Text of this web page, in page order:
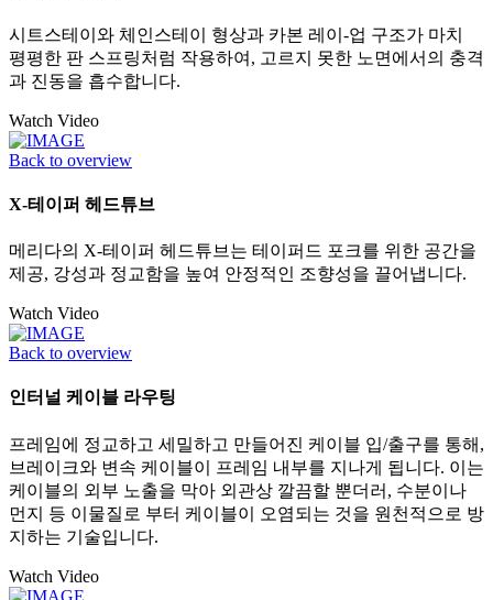
시트스테이와 체인스테이 형상과 카본 레이-업 구조가 마치
평평한 판 스프링처럼 작용하여, 고르지 못한 노면에서의 충격
과 진동을 흡수합니다.
Watch Video
Back to overview
X-테이퍼 헤드튜브
메리다의 X-테이퍼 헤드튜브는 테이퍼드 포크를 위한 공간을
제공, 강성과 정교함을 높여 안정적인 조향성을 끌어냅니다.
Watch Video
Back to overview
인터널 케이블 라우팅
프레임에 정교하고 세밀하고 만들어진 케이블 입/출구를 통해,
브레이크와 변속 케이블이 프레임 내부를 지나게 됩니다. 이는
케이블의 외부 노출을 막아 외관상 깔끔할 뿐더러, 수분이나
먼지 등 이물질로 부터 케이블이 오염되는 것을 원천적으로 방
지하는 기술입니다.
Watch Video